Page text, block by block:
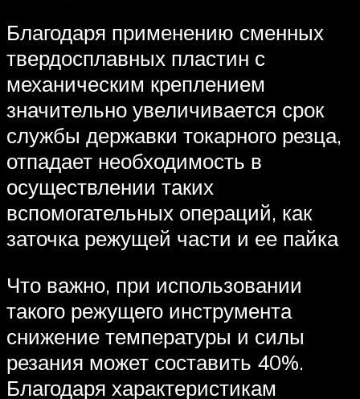
Благодаря применению сменных
твердосплавных пластин с
механическим креплением
значительно увеличивается срок
службы державки токарного резца,
отпадает необходимость в
осуществлении таких
вспомогательных операций, как
заточка режущей части и ее пайка
Что важно, при использовании
такого режущего инструмента
снижение температуры и силы
резания может составить 40%.
Благодаря характеристикам